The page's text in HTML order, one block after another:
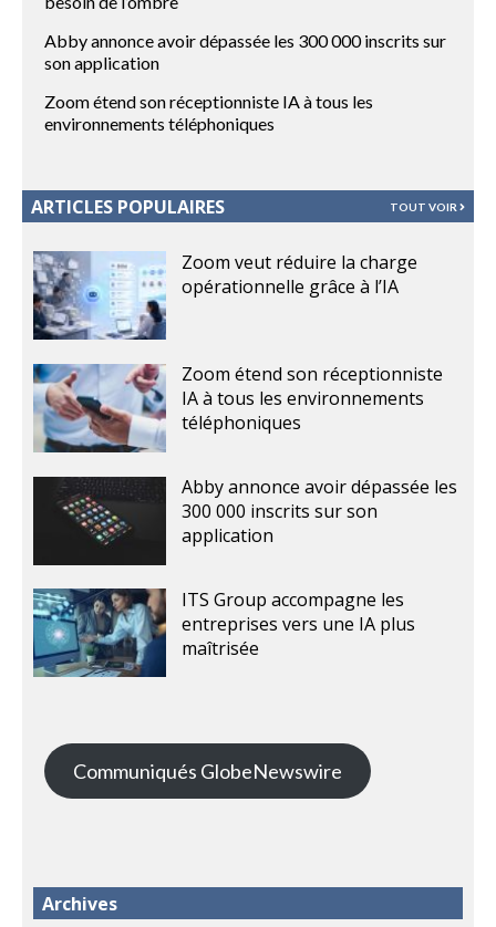
Abby annonce avoir dépassée les 300 000 inscrits sur
son application
Zoom étend son réceptionniste IA à tous les
environnements téléphoniques
ARTICLES POPULAIRES TOUT VOIR
Zoom veut réduire la charge
opérationnelle grâce à l’IA
Zoom étend son réceptionniste
IA à tous les environnements
téléphoniques
Abby annonce avoir dépassée les
300 000 inscrits sur son
application
ITS Group accompagne les
entreprises vers une IA plus
maîtrisée
Communiqués GlobeNewswire
Archives